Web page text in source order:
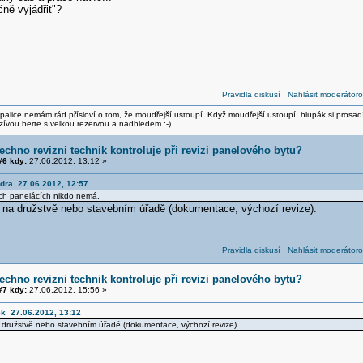
vyjádřit"?
Pravidla diskusí Nahlásit
nemám rád přísloví o tom, že moudřejší ustoupí. Když moudřejší ustoupí, hlupák si
berte s velkou rezervou a nadhledem :-)
revizni technik kontroluje při revizi panelového bytu?
kdy:27.06.2012, 13:12 »
27.06.2012, 12:57
panelácích nikdo nemá.
družstvě nebo stavebním úřadě (dokumentace, výchozí revize).
Pravidla diskusí Nahlásit
revizni technik kontroluje při revizi panelového bytu?
kdy:27.06.2012, 15:56 »
27.06.2012, 13:12
nebo stavebním úřadě (dokumentace, výchozí revize).